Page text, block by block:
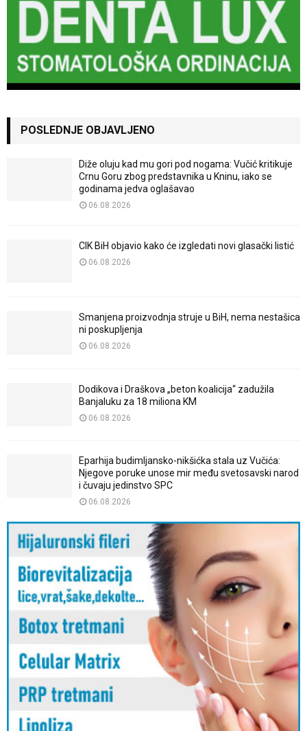
POSLEDNJE OBJAVLJENO
Diže oluju kad mu gori pod nogama: Vučić kritikuje
Crnu Goru zbog predstavnika u Kninu, iako se
godinama jedva oglašavao
06.08.2026
CIK BiH objavio kako će izgledati novi glasački listić
06.08.2026
Smanjena proizvodnja struje u BiH, nema nestašica
ni poskupljenja
06.08.2026
Dodikova i Draškova „beton koalicija“ zadužila
Banjaluku za 18 miliona KM
06.08.2026
Eparhija budimljansko-nikšićka stala uz Vučića:
Njegove poruke unose mir među svetosavski narod
i čuvaju jedinstvo SPC
06.08.2026